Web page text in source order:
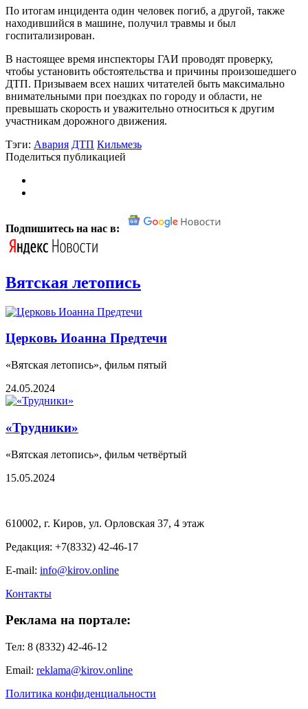
По итогам инцидента один человек погиб, а другой, также
находившийся в машине, получил травмы и был
госпитализирован.
В настоящее время инспекторы ГАИ проводят проверку,
чтобы установить обстоятельства и причины произошедшего
ДТП. Призываем всех наших читателей быть максимально
внимательными при поездках по городу и области, не
превышать скорость и уважительно относиться к другим
участникам дорожного движения.
Тэги: Авария ДТП Кильмезь
Поделиться публикацией
Подпишитесь на нас в:
Вятская летопись
Церковь Иоанна Предтечи
«Вятская летопись», фильм пятый
24.05.2024
«Трудники»
«Вятская летопись», фильм четвёртый
15.05.2024
610002, г. Киров, ул. Орловская 37, 4 этаж
Редакция: +7(8332) 42-46-17
E-mail: info@kirov.online
Контакты
Реклама на портале:
Тел: 8 (8332) 42-46-12
Email: reklama@kirov.online
Политика конфиденциальности